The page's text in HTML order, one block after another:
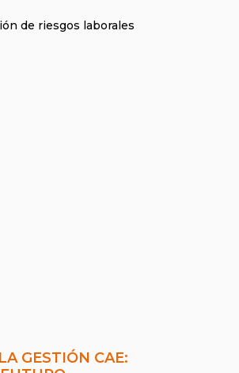
de riesgos laborales
GESTIÓN CAE: